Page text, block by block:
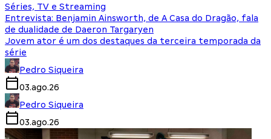
Séries, TV e Streaming
Entrevista: Benjamin Ainsworth, de A Casa do Dragão, fala
de dualidade de Daeron Targaryen
Jovem ator é um dos destaques da terceira temporada da
série
Pedro Siqueira
03.ago.26
Pedro Siqueira
03.ago.26